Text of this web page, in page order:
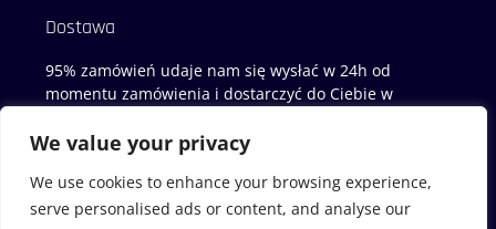
We value your privacy
We use cookies to enhance your browsing experience,
serve personalised ads or content, and analyse our
Dostawa
95% zamówień udaje nam się wysłać w 24h od
momentu zamówienia i dostarczyć do Ciebie w
Sklep z miodami
Miody-Wachock.pl